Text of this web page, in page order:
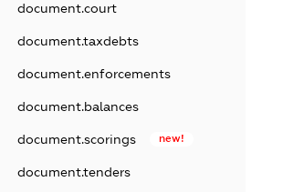
document.court
document.taxdebts
document.enforcements
document.balances
document.scorings new!
document.tenders